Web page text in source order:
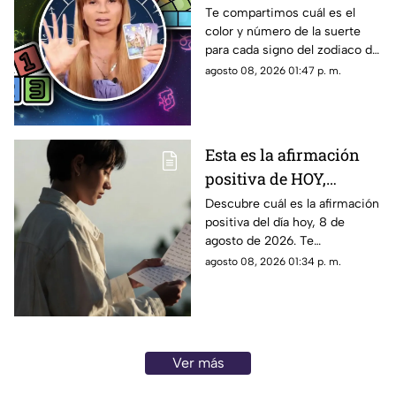
agosto de 2026?
Predicciones de Mhoni
Vidente para cada
signo este sábado
Te compartimos cuál es el
color y número de la suerte
para cada signo del zodiaco de
acuerdo al horóscopo de
agosto 08, 2026 01:47 p. m.
Esta es la afirmación
positiva de HOY,
sábado 8 de agosto de
2026: Repite estas
palabras y llena tu día
de energía
Descubre cuál es la afirmación
positiva del día hoy, 8 de
agosto de 2026. Te
compartimos un mensaje
agosto 08, 2026 01:34 p. m.
Ver más